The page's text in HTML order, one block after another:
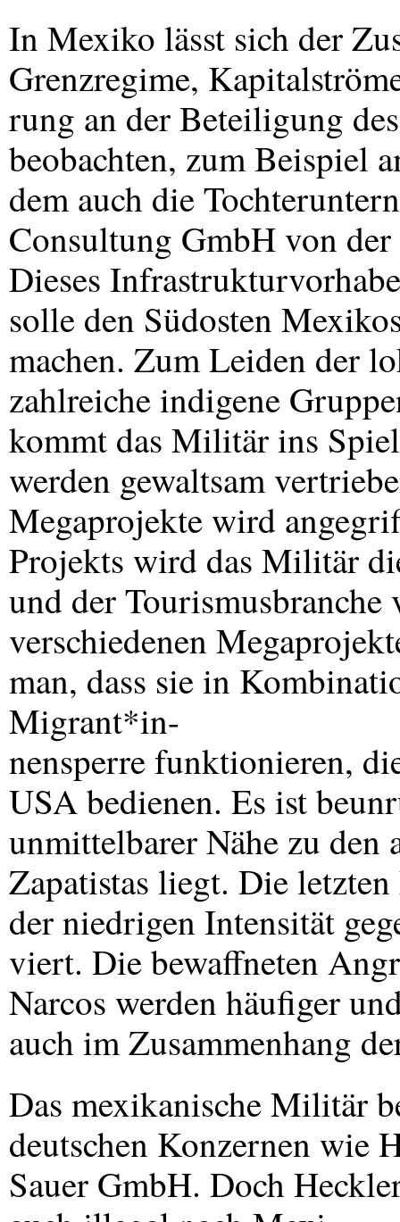
In Mexiko lässt sich der
Grenzregime,
rung an der Beteiligung
beobachten, zum Beispiel
dem auch die
Consultung GmbH von
Dieses
solle den Südosten
machen. Zum Leiden der
zahlreiche indigene
kommt das Militär ins
werden gewaltsam
Megaprojekte wird
Projekts wird das Militär
und der
verschiedenen
man, dass sie in
Migrant*in-
nensperre funktionieren,
USAbedienen. Es ist
unmittelbarer Nähe zu den
Zapatistas liegt. Die
der niedrigen Intensität
viert. Die bewaffneten
Narcos werden häufiger
auch im Zusammenhang
Das mexikanische Militär
deutschen Konzernen wie
Sauer GmbH. Doch